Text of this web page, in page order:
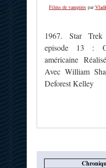
Films de vampirespar
1967. Star
episode 13 :
américaine
Avec William
Deforest Kelley